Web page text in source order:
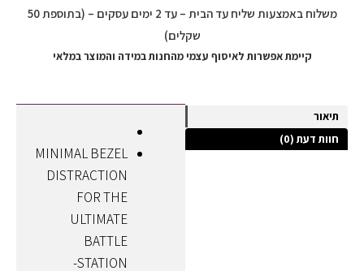
משלוח באמצעות שליח עד הבית – עד 2 ימים עסקים – (בתוספת 50
שקלים)
קיימת אפשרות לאיסוף עצמי מהחנות במידה והמוצר במלאי
תיאור
חוות דעת (0)
MINIMAL BEZEL
DISTRACTION
FOR THE
ULTIMATE
BATTLE
STATION-